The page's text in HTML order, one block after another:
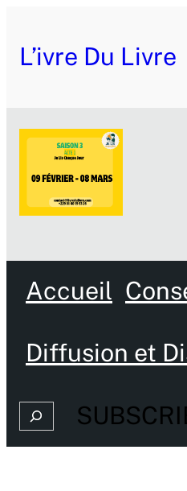
L’ivre Du Livre
Accueil
Diffusion et
Search